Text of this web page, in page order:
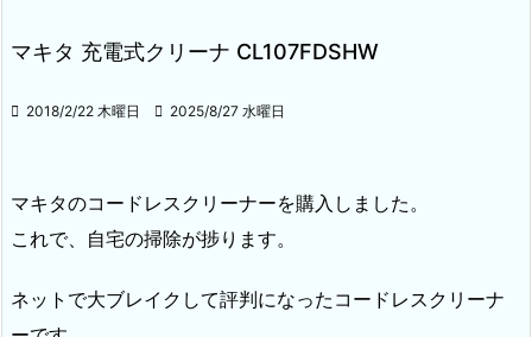
マキタ 充電式クリーナ CL107FDSHW
 2018/2/22 木曜日  2025/8/27 水曜日
マキタのコードレスクリーナーを購入しました。
これで、自宅の掃除が捗ります。
ネットで大ブレイクして評判になったコードレスクリーナ